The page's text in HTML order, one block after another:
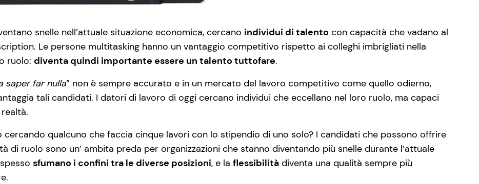
snelle nell’attuale situazione economica, cercano individui di talento con capacità che vadano al
Le persone multitasking hanno un vantaggio competitivo rispetto ai colleghi imbrigliati nella
ruolo: diventa quindi importante essere un talento tuttofare.
saper far nulla” non è sempre accurato e in un mercato del lavoro competitivo come quello odierno,
tali candidati. I datori di lavoro di oggi cercano individui che eccellano nel loro ruolo, ma capaci
cercando qualcuno che faccia cinque lavori con lo stipendio di uno solo? I candidati che possono offrire
di ruolo sono un’ ambita preda per organizzazioni che stanno diventando più snelle durante l’attuale
sfumano i confini tra le diverse posizioni, e la flessibilità diventa una qualità sempre più